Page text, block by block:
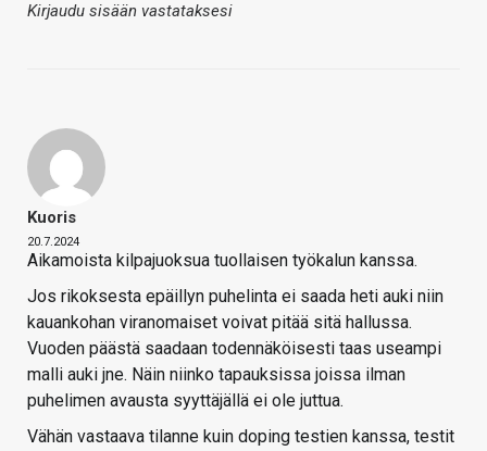
Kirjaudu sisään vastataksesi
Kuoris
20.7.2024
Aikamoista kilpajuoksua tuollaisen työkalun kanssa.
Jos rikoksesta epäillyn puhelinta ei saada heti auki niin
kauankohan viranomaiset voivat pitää sitä hallussa.
Vuoden päästä saadaan todennäköisesti taas useampi
malli auki jne. Näin niinko tapauksissa joissa ilman
puhelimen avausta syyttäjällä ei ole juttua.
Vähän vastaava tilanne kuin doping testien kanssa, testit